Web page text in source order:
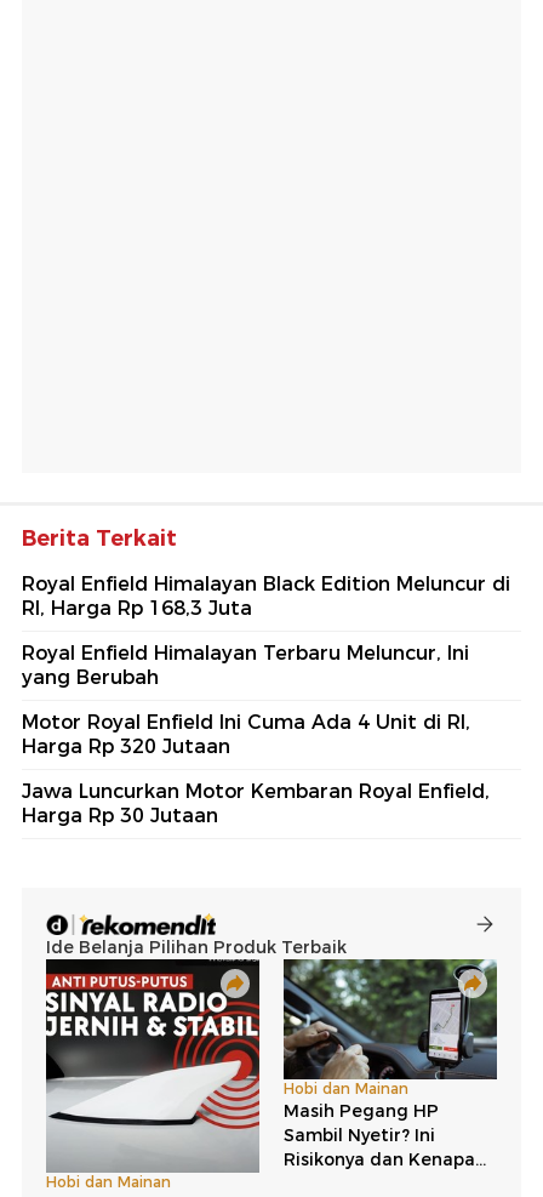
Berita Terkait
Royal Enfield Himalayan Black Edition Meluncur di
RI, Harga Rp 168,3 Juta
Royal Enfield Himalayan Terbaru Meluncur, Ini
yang Berubah
Motor Royal Enfield Ini Cuma Ada 4 Unit di RI,
Harga Rp 320 Jutaan
Jawa Luncurkan Motor Kembaran Royal Enfield,
Harga Rp 30 Jutaan